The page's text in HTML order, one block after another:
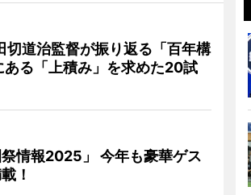
切道治監督が振り返る「百年構
る「上積み」を求めた20試
情報2025」 今年も豪華ゲス
！